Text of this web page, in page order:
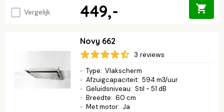
Vergelijk 449,-
Novy 662
3 reviews
Type: Vlakscherm
Afzuigcapaciteit: 594 m3/uur
Geluidsniveau: Stil - 51 dB
Breedte: 60 cm
Met motor: Ja